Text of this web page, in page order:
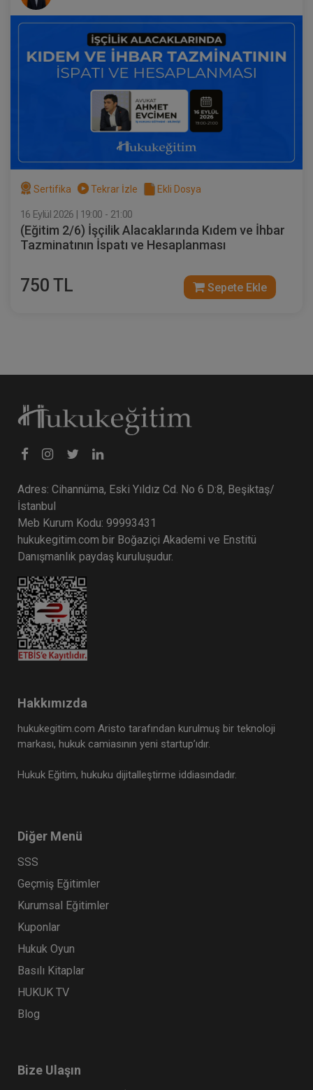
Sertifika Tekrar İzle Ekli Dosya
16 Eylül 2026 | 19:00 - 21:00
(Eğitim 2/6) İşçilik Alacaklarında Kıdem ve İhbar
Tazminatının İspatı ve Hesaplanması
750 TL Sepete Ekle
Adres: Cihannüma, Eski Yıldız Cd. No 6 D:8, Beşiktaş/
İstanbul
Meb Kurum Kodu: 99993431
hukukegitim.com bir Boğaziçi Akademi ve Enstitü
Danışmanlık paydaş kuruluşudur.
Hakkımızda
hukukegitim.com Aristo tarafından kurulmuş bir teknoloji
markası, hukuk camiasının yeni startup’ıdır.
Hukuk Eğitim, hukuku dijitalleştirme iddiasındadır.
Diğer Menü
SSS
Geçmiş Eğitimler
Kurumsal Eğitimler
Kuponlar
Hukuk Oyun
Basılı Kitaplar
HUKUK TV
Blog
Bize Ulaşın